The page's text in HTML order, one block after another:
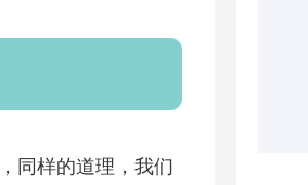
同样的道理，我们